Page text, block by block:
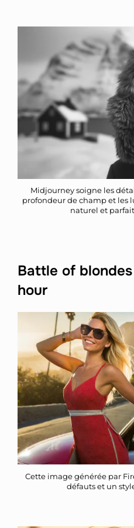
Midjourney soigne les
profondeur de champ et les
naturel et
Battle of
hour
Cette image générée par
défauts et un